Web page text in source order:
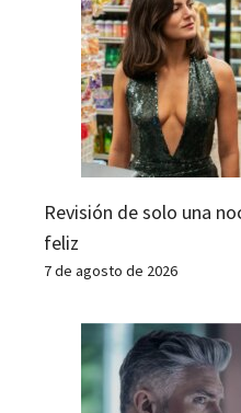
Revisión de solo una
feliz
7 de agosto de 2026